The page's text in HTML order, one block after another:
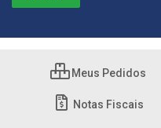
Meus Pedidos
Notas Fiscais